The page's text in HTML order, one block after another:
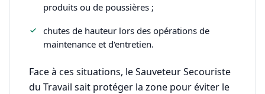
produits ou de poussières ;
chutes de hauteur lors des opérations de
maintenance et d'entretien.
Face à ces situations, le Sauveteur Secouriste
du Travail sait protéger la zone pour éviter le